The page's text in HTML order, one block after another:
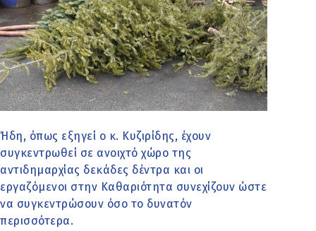
Ήδη, όπως εξηγεί ο κ. Κυζιρίδης, έχουν
συγκεντρωθεί σε ανοιχτό χώρο της
αντιδημαρχίας δεκάδες δέντρα και οι
εργαζόμενοι στην Καθαριότητα συνεχίζουν ώστε
να συγκεντρώσουν όσο το δυνατόν
περισσότερα.